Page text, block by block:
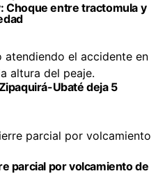
Choque entre tractomula y
Ubaté deja 5
parcial por volcamiento de